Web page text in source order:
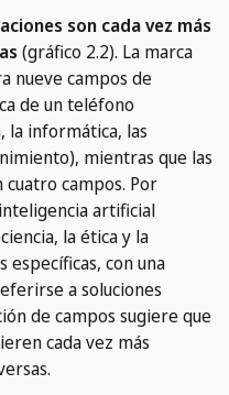
son cada vez más
(gráfico 2.2). La marca
nueve campos de
de un teléfono
la informática, las
mientras que las
cuatro campos. Por
artificial
la ética y la
específicas, con una
a soluciones
de campos sugiere que
cada vez más